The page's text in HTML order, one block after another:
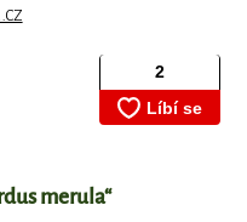
merula“